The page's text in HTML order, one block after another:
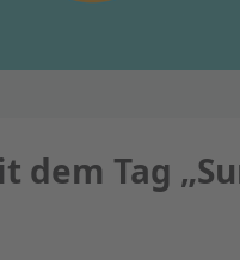
dem Tag